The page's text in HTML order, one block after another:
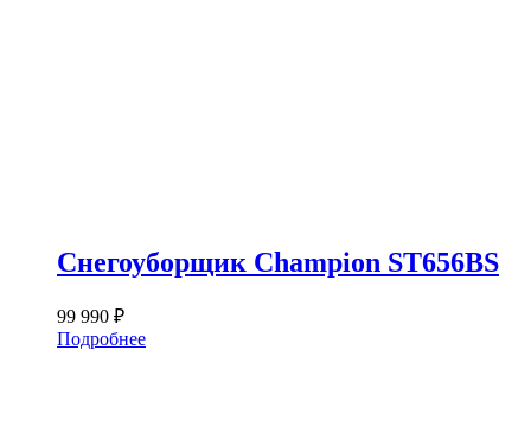
Снегоуборщик Champion ST656BS
99 990 ₽
Подробнее